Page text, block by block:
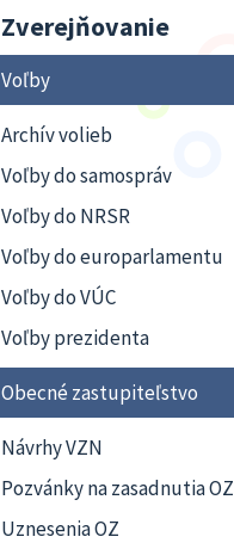
Zverejňovanie
Voľby
Archív volieb
Voľby do samospráv
Voľby do NRSR
Voľby do europarlamentu
Voľby do VÚC
Voľby prezidenta
Obecné zastupiteľstvo
Návrhy VZN
Pozvánky na zasadnutia OZ
Uznesenia OZ